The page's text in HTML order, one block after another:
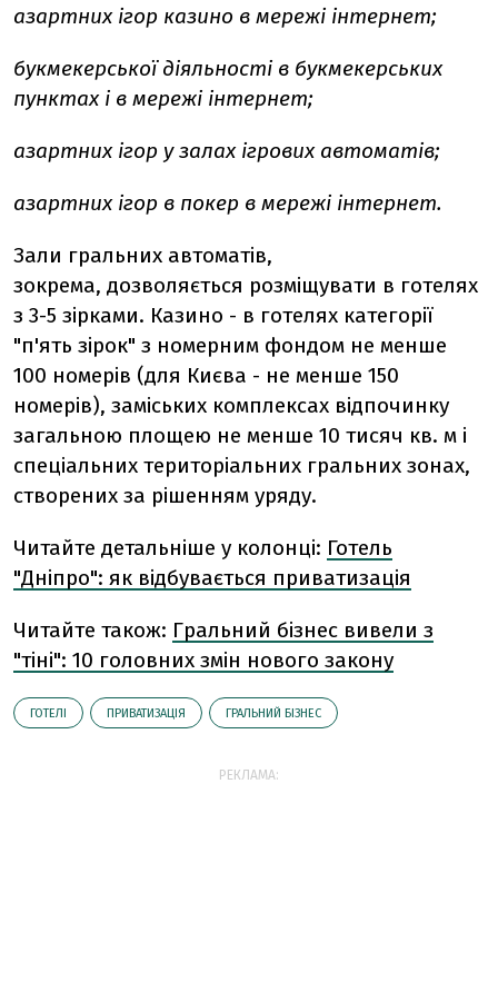
азартних ігор казино в мережі інтернет;
букмекерської діяльності в букмекерських
пунктах і в мережі інтернет;
азартних ігор у залах ігрових автоматів;
азартних ігор в покер в мережі інтернет.
Зали гральних автоматів,
зокрема, дозволяється розміщувати в готелях
з 3-5 зірками. Казино - в готелях категорії
"п'ять зірок" з номерним фондом не менше
100 номерів (для Києва - не менше 150
номерів), заміських комплексах відпочинку
загальною площею не менше 10 тисяч кв. м і
спеціальних територіальних гральних зонах,
створених за рішенням уряду.
Читайте детальніше у колонці: Готель
"Дніпро": як відбувається приватизація
Читайте також: Гральний бізнес вивели з
"тіні": 10 головних змін нового закону
ГОТЕЛІ ПРИВАТИЗАЦІЯ ГРАЛЬНИЙ БІЗНЕС
РЕКЛАМА: